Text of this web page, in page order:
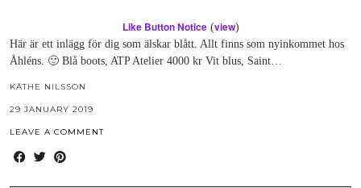
Like Button Notice(view)
Här är ett inlägg för dig som älskar blått. Allt finns som nyinkommet hos
Åhléns. 🙂 Blå boots, ATP Atelier 4000 kr Vit blus, Saint…
KÄTHE NILSSON
29 JANUARY 2019
LEAVE A COMMENT